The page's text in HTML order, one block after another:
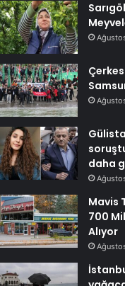
Çerkes
daha
Mavis
700
Alıyor